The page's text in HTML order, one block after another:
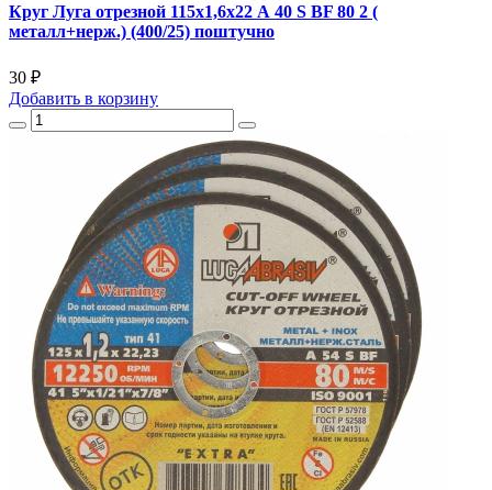
Круг Луга отрезной 115х1,6х22 А 40 S BF 80 2 (
металл+нерж.) (400/25) поштучно
30 ₽
Добавить в корзину